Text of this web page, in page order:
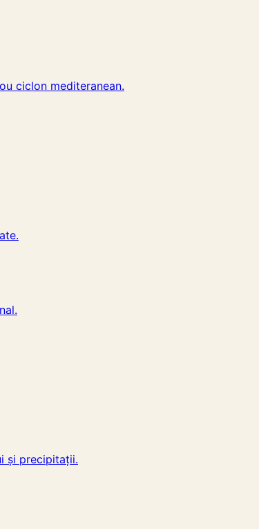
ciclon mediteranean.
și precipitații.